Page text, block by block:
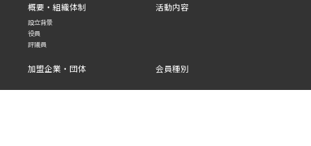
概要・組織体制
設立背景
役員
評議員
活動内容
加盟企業・団体 会員種別
新規入会 お知らせ